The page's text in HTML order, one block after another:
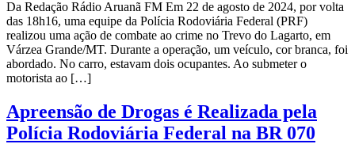
Da Redação Rádio Aruanã FM Em 22 de agosto de 2024, por volta
das 18h16, uma equipe da Polícia Rodoviária Federal (PRF)
realizou uma ação de combate ao crime no Trevo do Lagarto, em
Várzea Grande/MT. Durante a operação, um veículo, cor branca, foi
abordado. No carro, estavam dois ocupantes. Ao submeter o
motorista ao […]
Apreensão de Drogas é Realizada pela
Polícia Rodoviária Federal na BR 070